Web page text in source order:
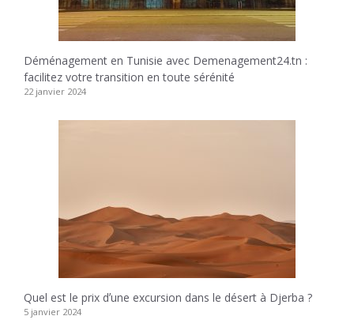
Déménagement en Tunisie avec Demenagement24.tn :
facilitez votre transition en toute sérénité
22 janvier 2024
Quel est le prix dʼune excursion dans le désert à Djerba ?
5 janvier 2024